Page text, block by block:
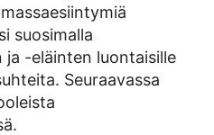
suosimalla
-eläinten luontaisille
Seuraavassa